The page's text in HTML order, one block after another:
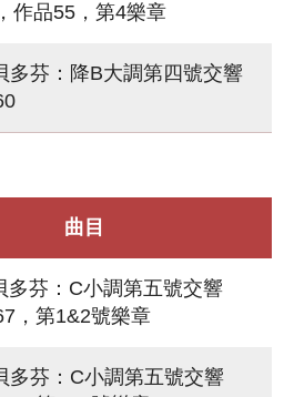
作品55，第4樂章
多芬：降B大調第四號交響
曲目
多芬：C小調第五號交響
，第1&2號樂章
多芬：C小調第五號交響